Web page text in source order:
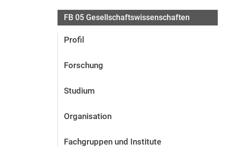
FB 05 Gesellschaftswissenschaften
Profil
Forschung
Studium
Organisation
Fachgruppen und Institute